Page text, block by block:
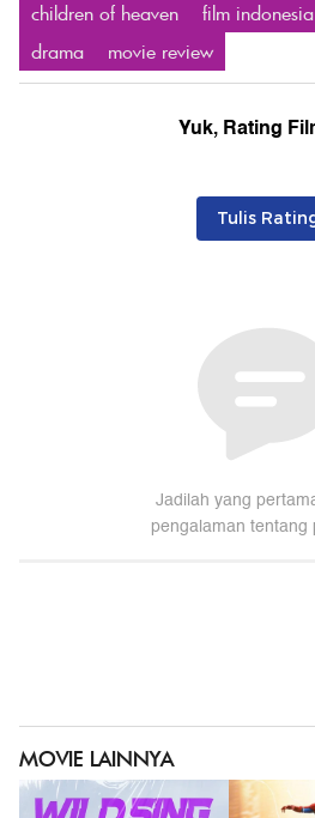
children of heaven film indonesia
drama
movie review
MOVIE LAINNYA